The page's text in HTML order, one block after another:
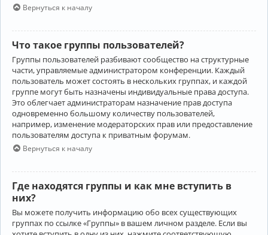
Вернуться к началу
Что такое группы пользователей?
Группы пользователей разбивают сообщество на структурные
части, управляемые администратором конференции. Каждый
пользователь может состоять в нескольких группах, и каждой
группе могут быть назначены индивидуальные права доступа.
Это облегчает администраторам назначение прав доступа
одновременно большому количеству пользователей,
например, изменение модераторских прав или предоставление
пользователям доступа к приватным форумам.
Вернуться к началу
Где находятся группы и как мне вступить в
них?
Вы можете получить информацию обо всех существующих
группах по ссылке «Группы» в вашем личном разделе. Если вы